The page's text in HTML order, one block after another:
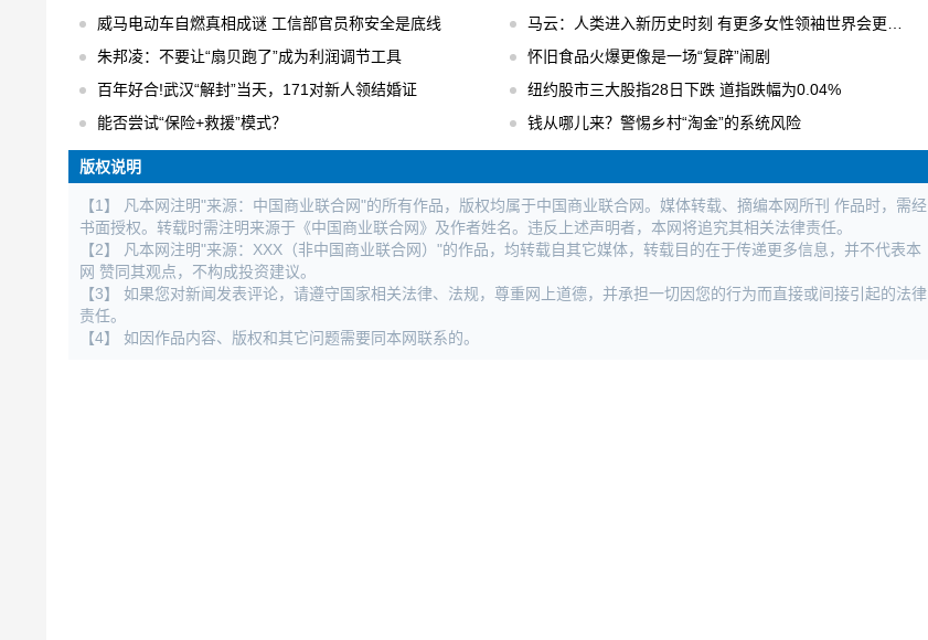
威马电动车自燃真相成谜 工信部官员称安全是底线
马云：人类进入新历史时刻 有更多女性领袖世界会更美好
朱邦凌：不要让“扇贝跑了”成为利润调节工具
怀旧食品火爆更像是一场“复辟”闹剧
百年好合!武汉“解封”当天，171对新人领结婚证
纽约股市三大股指28日下跌 道指跌幅为0.04%
能否尝试“保险+救援”模式？
钱从哪儿来？警惕乡村“淘金”的系统风险
版权说明
【1】 凡本网注明"来源：中国商业联合网"的所有作品，版权均属于中国商业联合网。媒体转载、摘编本网所刊 作品时，需经
书面授权。转载时需注明来源于《中国商业联合网》及作者姓名。违反上述声明者，本网将追究其相关法律责任。
【2】 凡本网注明"来源：XXX（非中国商业联合网）"的作品，均转载自其它媒体，转载目的在于传递更多信息，并不代表本
网 赞同其观点，不构成投资建议。
【3】 如果您对新闻发表评论，请遵守国家相关法律、法规，尊重网上道德，并承担一切因您的行为而直接或间接引起的法律
责任。
【4】 如因作品内容、版权和其它问题需要同本网联系的。